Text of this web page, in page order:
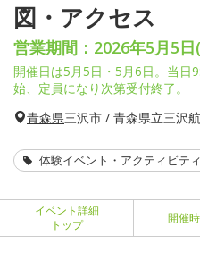
図・アクセス
営業期間：2026年5月5
開催日は5月5日・5月6日。当日
始、定員になり次第受付終了。
青森県三沢市 / 青森県立三沢
体験イベント・アクティビティ
イベント詳細
トップ
開催